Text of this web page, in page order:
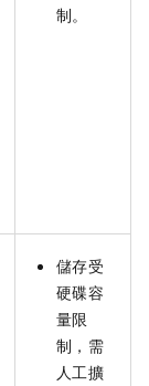
制。
儲存受
硬碟容
量限
制，需
人工擴